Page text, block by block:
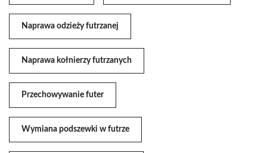
Naprawa odzieży futrzanej
Naprawa kołnierzy futrzanych
Przechowywanie futer
Wymiana podszewki w futrze